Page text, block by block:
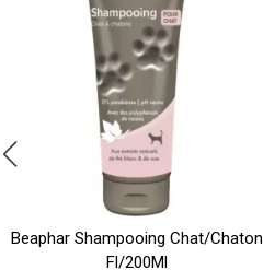
Beaphar Shampooing Chat/Chaton
Fl/200Ml